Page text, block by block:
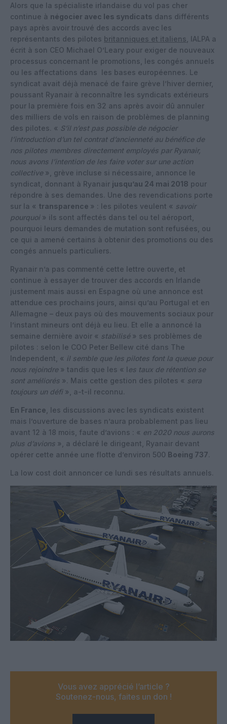
Alors que la spécialiste irlandaise du vol pas cher
continue à négocier avec les syndicats dans différents
pays après avoir trouvé des accords avec les
représentants des pilotes britanniques et italiens , IALPA a
écrit à son CEO Michael O’Leary pour exiger de nouveaux
processus concernant le promotions, les congés annuels
ou les affectations dans les bases européennes. Le
syndicat avait déjà menacé de faire grève l’hiver dernier,
poussant Ryanair à reconnaître les syndicats extérieurs
pour la première fois en 32 ans après avoir dû annuler
des milliers de vols en raison de problèmes de planning
des pilotes. « S’il n’est pas possible de négocier
l’introduction d’un tel contrat d’ancienneté au bénéfice de
nos pilotes membres directement employés par Ryanair,
nous avons l’intention de les faire voter sur une action
collective », grève incluse si nécessaire, annonce le
syndicat, donnant à Ryanair jusqu’au 24 mai 2018 pour
répondre à ses demandes. Une des revendications porte
sur la « transparence » : les pilotes veulent « savoir
pourquoi » ils sont affectés dans tel ou tel aéroport,
pourquoi leurs demandes de mutation sont refusées, ou
ce qui a amené certains à obtenir des promotions ou des
congés annuels particuliers.
Ryanair n’a pas commenté cette lettre ouverte, et
continue à essayer de trouver des accords en Irlande
justement mais aussi en Espagne où une annonce est
attendue ces prochains jours, ainsi qu’au Portugal et en
Allemagne – deux pays où des mouvements sociaux pour
l’instant mineurs ont déjà eu lieu. Et elle a annoncé la
semaine dernière avoir « stabilisé » ses problèmes de
pilotes : selon le COO Peter Bellew cité dans The
Independent, « il semble que les pilotes font la queue pour
nous rejoindre » tandis que les « l es taux de rétention se
sont améliorés ». Mais cette gestion des pilotes « sera
toujours un défi», a-t-il reconnu.
En France , les discussions avec les syndicats existent
mais l’ouverture de bases n’aura probablement pas lieu
avant 12 à 18 mois, faute d’avions : « en 2020 nous aurons
plus d’avions », a déclaré le dirigeant, Ryanair devant
opérer cette année une flotte d’environ 500 Boeing 737.
La low cost doit annoncer ce lundi ses résultats annuels.
Vous avez apprécié l’article ?
Soutenez-nous, faites un don !